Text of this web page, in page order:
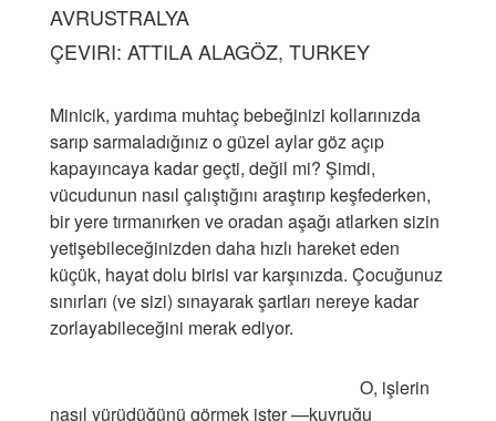
AVRUSTRALYA
ÇEVIRI: ATTILA ALAGÖZ, TURKEY
Minicik, yardıma muhtaç bebeğinizi kollarınızda
sarıp sarmaladığınız o güzel aylar göz açıp
kapayıncaya kadar geçti, değil mi? Şimdi,
vücudunun nasıl çalıştığını araştırıp keşfederken,
bir yere tırmanırken ve oradan aşağı atlarken sizin
yetişebileceğinizden daha hızlı hareket eden
küçük, hayat dolu birisi var karşınızda. Çocuğunuz
sınırları (ve sizi) sınayarak şartları nereye kadar
zorlayabileceğini merak ediyor.
O, işlerin
nasıl yürüdüğünü görmek ister —kuyruğu